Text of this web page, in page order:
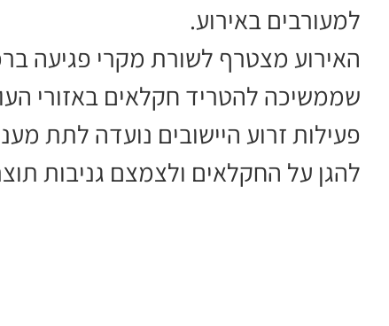
למעורבים באירוע.
האירוע מצטרף לשורת מקרי פגיעה
שממשיכה להטריד חקלאים באזורי
פעילות זרוע היישובים נועדה לתת
להגן על החקלאים ולצמצם גניבות